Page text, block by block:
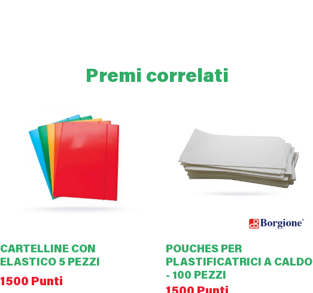
Premi correlati
CARTELLINE CON
ELASTICO 5 PEZZI
1500 Punti
POUCHES PER
PLASTIFICATRICI A CALDO
- 100 PEZZI